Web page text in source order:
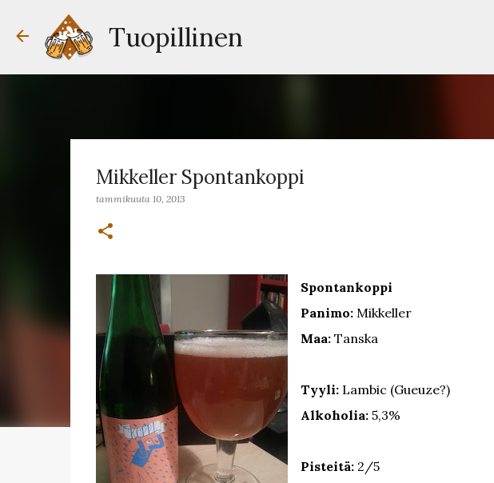
Tuopillinen
Mikkeller Spontankoppi
tammikuuta 10, 2013
Spontankoppi
Panimo: Mikkeller
Maa: Tanska
Tyyli: Lambic (Gueuze?)
Alkoholia: 5,3%
Pisteitä: 2/5